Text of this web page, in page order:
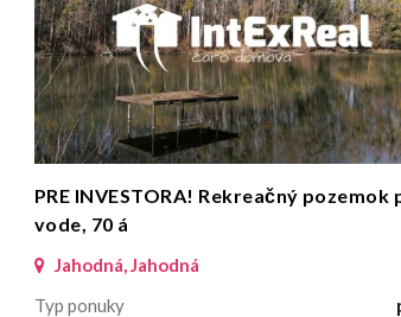
PRE INVESTORA! Rekreačný pozemok
vode, 70 á
Jahodná, Jahodná
Typ ponuky